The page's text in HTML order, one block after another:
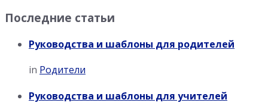
Последние статьи
Руководства и шаблоны для родителей
in Родители
Руководства и шаблоны для учителей